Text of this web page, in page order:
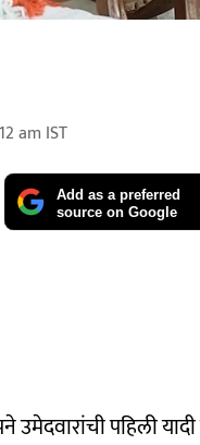
am IST
Add as a preferred
source on Google
पहिली यादी